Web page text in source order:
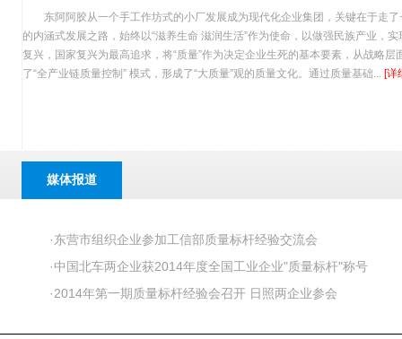
东阿阿胶从一个手工作坊式的小厂发展成为现代化企业集团，关键在于走
的内涵式发展之路，始终以“滋养生命 滋润生活”作为使命，以做强民族产业，
复兴，国家复兴为最高追求，将“质量”作为决定企业生死的基本要素，从战略层
了“全产业链质量控制” 模式，形成了“大质量”观的质量文化。通过质量基础... [详
媒体报道
·东营市组织企业参加工信部质量标杆经验交流会
·中国北车两企业获2014年度全国工业企业"质量标杆"称号
·2014年第一期质量标杆经验会召开 日照两企业参会